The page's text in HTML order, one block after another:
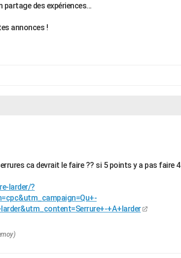
partage des expériences...
annonces !
ca devrait le faire ?? si 5 points y a pas faire 4
larder/?
+A+larder